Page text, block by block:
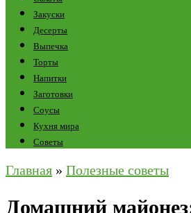
Закуски
Десерты
Выпечка
Торты
Напитки
Заготовки
Соусы
Кухня мира
Советы
Главная » Полезные советы
Домашний